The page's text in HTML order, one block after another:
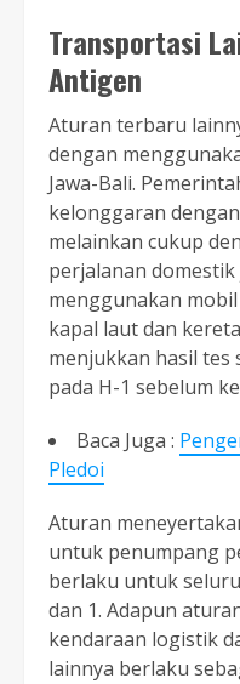
Transportasi
Antigen
Aturan terbaru
dengan
Jawa-Bali.
kelonggaran
melainkan cukup
perjalanan
menggunakan
kapal laut dan
menjukkan hasil tes
pada H-1 sebelum
Baca Juga :
Pledoi
Aturan
untuk penumpang
berlaku untuk
dan 1. Adapun
kendaraan logistik
lainnya berlaku